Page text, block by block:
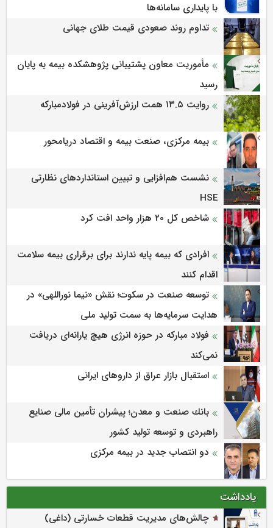
با پایداری سامانه‌ها
تداوم روند صعودی قیمت طلای جهانی
مأموریت معاون پشتیبانی پژوهشكده بیمه به پایان
رسید
روایت ۱۳.۵ همت ارزش‌آفرینی در فولادمبارکه
بیمه مرکزی، صنعت بیمه و اقتصاد دریامحور
نشست هم‌افزایی و تبیین استانداردهای نظارتی
HSE
شاخص کل ۲۰ هزار واحد افت کرد
افرادی که بیمه پایه ندارند برای برقراری بیمه سلامت
اقدام کنند
توسعه صنعت در سکوت؛ نقش «نیما نوراللهی» در
هدایت سرمایه‌ها به سمت تولید ملی
فولاد مبارکه در حوزه انرژی هیچ یارانه‌ای دریافت
نمی‌کند
استقبال بازار عراق از داروهای ایرانی
بانك صنعت و معدن؛ پیشران تأمین مالی صنایع
راهبردی و توسعه تولید كشور
دو انتصاب جدید در بیمه مرکزی
یادداشت
چالش‌های مدیریت قطعات خسارتی (داغی)